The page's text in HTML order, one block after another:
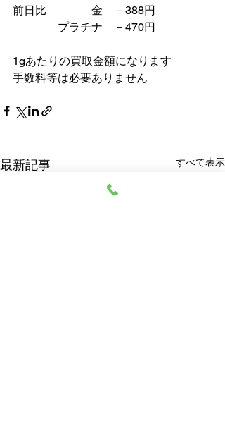
前日比　　　　金　－388円
プラチナ    －470円
1gあたりの買取金額になります
手数料等は必要ありません
最新記事 すべて表示